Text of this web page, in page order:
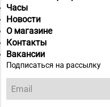
Часы
Новости
О магазине
Контакты
Вакансии
Подписаться на рассылку